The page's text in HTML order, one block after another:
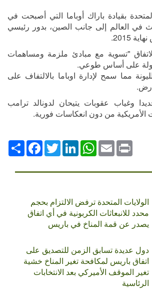
بقيادة باراك أوباما التي أصبحت في
ملوث في العالم إلى جانب الصين، بدور رئيسي
2015.
"تسوية مع مبادئ ملزمة ومساهمات
على أساس طوعي.
مما سمح لإدارة اوباما بالالتفاف على
وغياب عقوبات يتيحان لدونالد ترامب
الأمريكية من دون انعكاسات فورية.
انشر
FacebookTwitterLinkedIn
WhatsAppEmailPrint
الولايات المتحدة ترفض الالتزام بحجم
محدد للانبعاثات الكربونية في أي اتفاق
يصدر عن قمة المناخ في باريس
دول عديدة تسابق الزمن للتصديق على
اتفاق باريس لمكافحة تغير المناخ خشية
تغير الموقف الأميركي بعد الانتخابات
الرئاسية